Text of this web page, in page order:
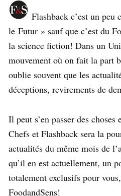
Flashback c’est un peu
le Futur » sauf que c’est du
la science fiction! Dans un
mouvement où on fait la part
oublie souvent que les
déceptions, revirements de
Il peut s’en passer des
Chefs et Flashback sera la
actualités du même mois de
qu’il en est actuellement, un
totalement exclusifs pour
FoodandSens!